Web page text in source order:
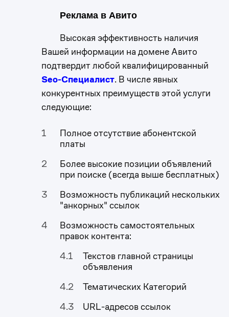
Реклама в Авито
Высокая эффективность наличия
Вашей информации на домене Авито
подтвердит любой квалифицированный
Seo-Специалист. В числе явных
конкурентных преимуществ этой услуги
следующие:
Полное отсутствие абонентской
платы
Более высокие позиции объявлений
при поиске (всегда выше бесплатных)
Возможность публикаций нескольких
"анкорных" ссылок
Возможность самостоятельных
правок контента:
Текстов главной страницы
объявления
Тематических Категорий
URL-адресов ссылок